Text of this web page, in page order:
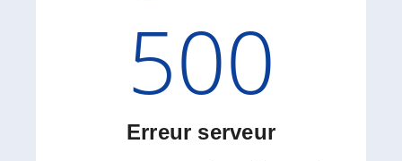
Code
500
Erreur serveur